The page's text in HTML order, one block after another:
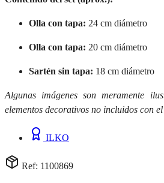
Olla con tapa: 24 cm diámetro
Olla con tapa: 20 cm diámetro
Sartén sin tapa: 18 cm diámetro
Algunas imágenes son meramente
elementos decorativos no incluidos con
ILKO
Ref: 1100869